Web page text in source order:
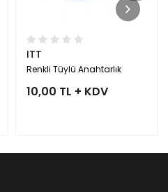
ITT
Renkli Tüylü Anahtarlık
10,00 TL + KDV